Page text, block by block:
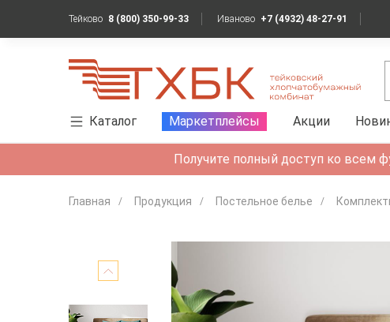
Тейково 8 (800) 350-99-33 Иваново +7 (4932) 48-27-91
Каталог Маркетплейсы Акции
Получите полный доступ ко всем
Главная Продукция Постельное белье